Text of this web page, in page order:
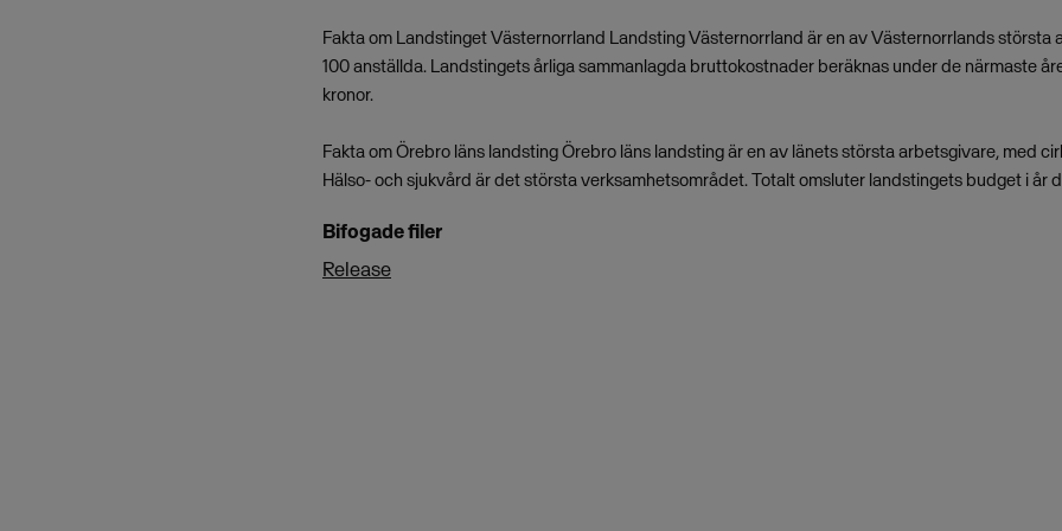
Fakta om Landstinget Västernorrland Landsting Västernorrland är en av Västernorrlands största
100 anställda. Landstingets årliga sammanlagda bruttokostnader beräknas under de närmaste
kronor.
Fakta om Örebro läns landsting Örebro läns landsting är en av länets största arbetsgivare, med
Hälso- och sjukvård är det största verksamhetsområdet. Totalt omsluter landstingets budget i år
Bifogade filer
Release